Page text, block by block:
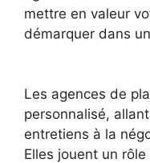
mettre en valeur
démarquer dans
Les agences de
personnalisé,
entretiens à la
Elles jouent un